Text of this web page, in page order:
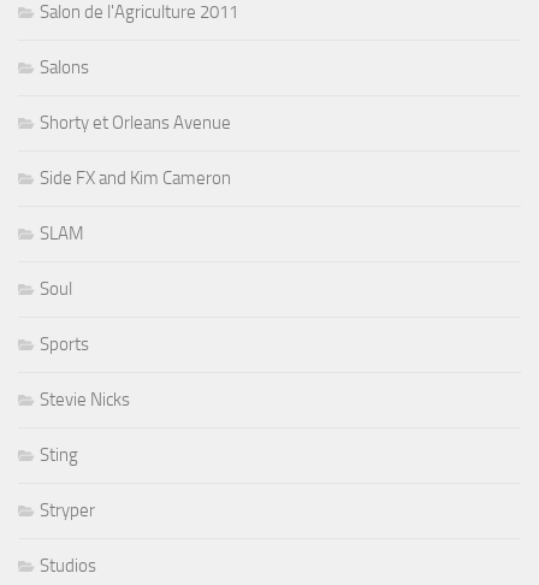
Salon de l'Agriculture 2011
Salons
Shorty et Orleans Avenue
Side FX and Kim Cameron
SLAM
Soul
Sports
Stevie Nicks
Sting
Stryper
Studios